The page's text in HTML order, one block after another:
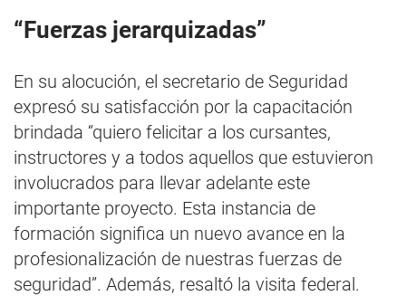
“Fuerzas jerarquizadas”
En su alocución, el secretario de Seguridad
expresó su satisfacción por la capacitación
brindada “quiero felicitar a los cursantes,
instructores y a todos aquellos que estuvieron
involucrados para llevar adelante este
importante proyecto. Esta instancia de
formación significa un nuevo avance en la
profesionalización de nuestras fuerzas de
seguridad”. Además, resaltó la visita federal.